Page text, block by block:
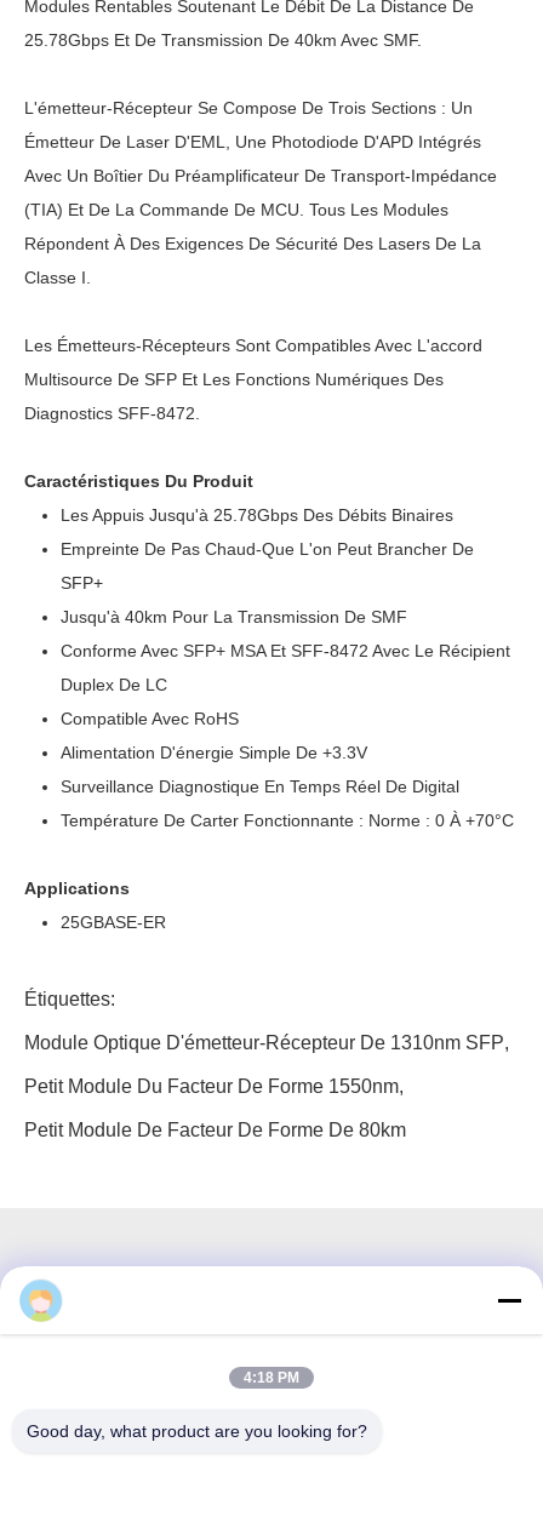
Modules Rentables Soutenant Le Débit De La Distance De
25.78Gbps Et De Transmission De 40km Avec SMF.
L'émetteur-Récepteur Se Compose De Trois Sections : Un
Émetteur De Laser D'EML, Une Photodiode D'APD Intégrés
Avec Un Boîtier Du Préamplificateur De Transport-Impédance
(TIA) Et De La Commande De MCU. Tous Les Modules
Répondent À Des Exigences De Sécurité Des Lasers De La
Classe I.
Les Émetteurs-Récepteurs Sont Compatibles Avec L'accord
Multisource De SFP Et Les Fonctions Numériques Des
Diagnostics SFF-8472.
Caractéristiques Du Produit
Les Appuis Jusqu'à 25.78Gbps Des Débits Binaires
Empreinte De Pas Chaud-Que L'on Peut Brancher De
SFP+
Jusqu'à 40km Pour La Transmission De SMF
Conforme Avec SFP+ MSA Et SFF-8472 Avec Le Récipient
Duplex De LC
Compatible Avec RoHS
Alimentation D'énergie Simple De +3.3V
Surveillance Diagnostique En Temps Réel De Digital
Température De Carter Fonctionnante : Norme : 0 À +70°C
Applications
25GBASE-ER
Étiquettes:
Module Optique D'émetteur-Récepteur De 1310nm SFP,
Petit Module Du Facteur De Forme 1550nm,
Petit Module De Facteur De Forme De 80km
3F, bloc #7, parc GS, boulevard Wuhe, Guanlan Longhua,
Email: fanny@opticking.com
Téléphone : +86-755-83425935-83425936
4:18 PM
Good day, what product are you looking for?